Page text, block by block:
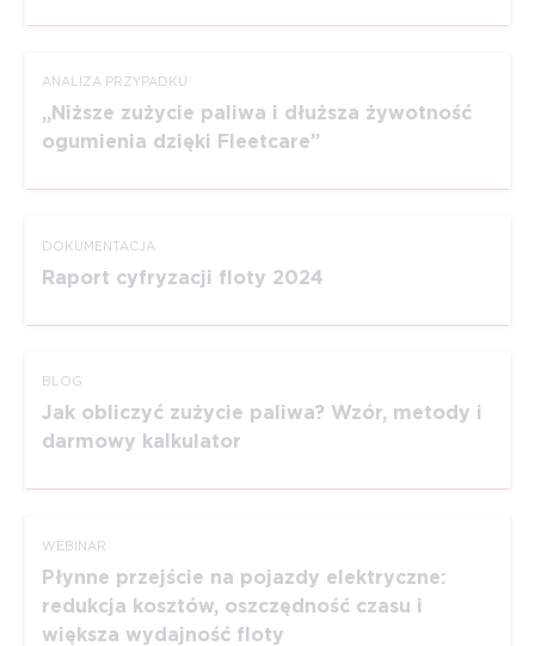
ANALIZA PRZYPADKU
Niższe zużycie paliwa i dłuższa żywotność
ogumienia dzięki Fleetcare
DOKUMEN­TACJA
Raport cyfryzacji floty 2024
BLOG
Jak obliczyć zużycie paliwa? Wzór, metody i
darmowy kalkulator
WEBINAR
Płynne przejście na pojazdy elektryczne:
redukcja kosztów, oszczędność czasu i
większa wydajność floty